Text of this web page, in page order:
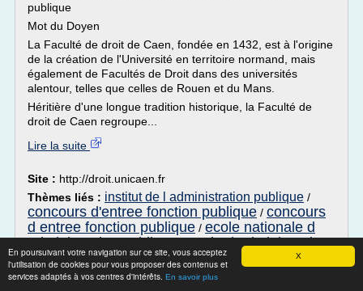
X
En poursuivant votre navigation sur ce site, vous acceptez
l'utilisation de cookies pour vous proposer des contenus et
services adaptés à vos centres d'intérêts. En savoir plus
publique
Mot du Doyen
La Faculté de droit de Caen, fondée en 1432, est à l'origine
de la création de l'Université en territoire normand, mais
également de Facultés de Droit dans des universités
alentour, telles que celles de Rouen et du Mans.
Héritière d'une longue tradition historique, la Faculté de
droit de Caen regroupe...
Lire la suite
Site : http://droit.unicaen.fr
Thèmes liés : institut de l administration publique /
concours d'entree fonction publique / concours
d entree fonction publique / ecole nationale d
administration publique ecole d administration
publique
Les « emplois fonctionnels » de la